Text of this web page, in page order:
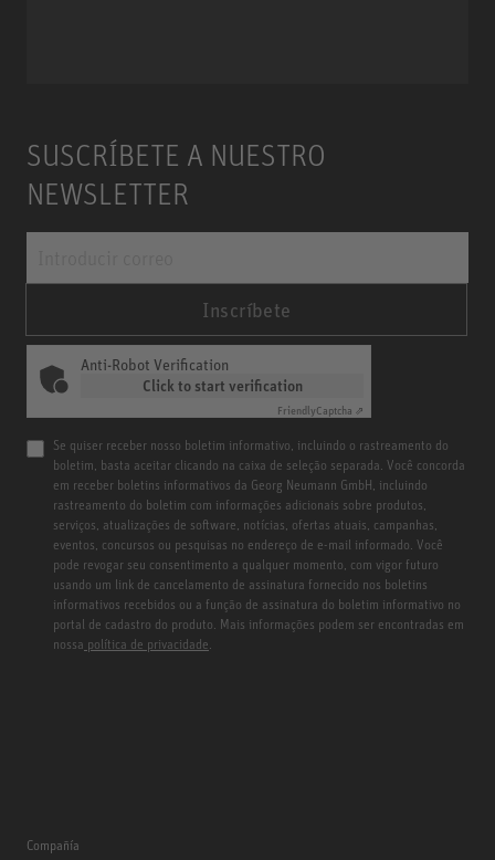
SUSCRÍBETE A NUESTRO
NEWSLETTER
Inscríbete
Anti-Robot Verification
Click to start verification
FriendlyCaptcha ⇗
Se quiser receber nosso boletim informativo, incluindo o rastreamento do
boletim, basta aceitar clicando na caixa de seleção separada. Você concorda
em receber boletins informativos da Georg Neumann GmbH, incluindo
rastreamento do boletim com informações adicionais sobre produtos,
serviços, atualizações de software, notícias, ofertas atuais, campanhas,
eventos, concursos ou pesquisas no endereço de e-mail informado. Você
pode revogar seu consentimento a qualquer momento, com vigor futuro
usando um link de cancelamento de assinatura fornecido nos boletins
informativos recebidos ou a função de assinatura do boletim informativo no
portal de cadastro do produto. Mais informações podem ser encontradas em
nossa política de privacidade.
Compañía